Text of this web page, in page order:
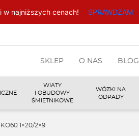
w najniższych cenach! SPRAWDZAM
SKLEP O NAS BLOG
WIATY
I OBUDOWY
ŚMIETNIKOWE
WÓZKI NA
ODPADY
1×20/2×9